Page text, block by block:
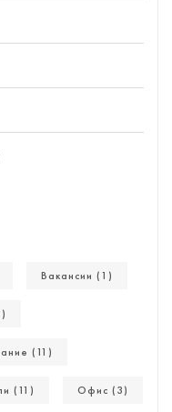
Вакансии (1)
(11)
(11) Офис (3)